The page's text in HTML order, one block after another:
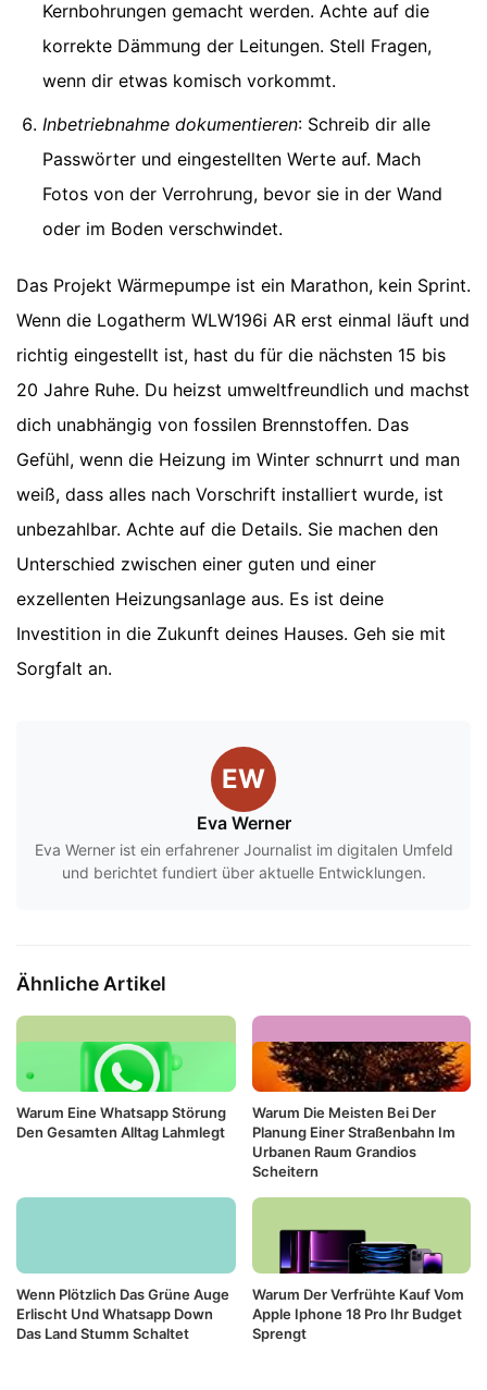
Kernbohrungen gemacht werden. Achte auf die
korrekte Dämmung der Leitungen. Stell Fragen,
wenn dir etwas komisch vorkommt.
Inbetriebnahme dokumentieren: Schreib dir alle
Passwörter und eingestellten Werte auf. Mach
Fotos von der Verrohrung, bevor sie in der Wand
oder im Boden verschwindet.
Das Projekt Wärmepumpe ist ein Marathon, kein Sprint.
Wenn die Logatherm WLW196i AR erst einmal läuft und
richtig eingestellt ist, hast du für die nächsten 15 bis
20 Jahre Ruhe. Du heizst umweltfreundlich und machst
dich unabhängig von fossilen Brennstoffen. Das
Gefühl, wenn die Heizung im Winter schnurrt und man
weiß, dass alles nach Vorschrift installiert wurde, ist
unbezahlbar. Achte auf die Details. Sie machen den
Unterschied zwischen einer guten und einer
exzellenten Heizungsanlage aus. Es ist deine
Investition in die Zukunft deines Hauses. Geh sie mit
Sorgfalt an.
EW
Eva Werner
Eva Werner ist ein erfahrener Journalist im digitalen Umfeld
und berichtet fundiert über aktuelle Entwicklungen.
Ähnliche Artikel
Warum Eine Whatsapp Störung
Den Gesamten Alltag Lahmlegt
Warum Die Meisten Bei Der
Planung Einer Straßenbahn Im
Urbanen Raum Grandios
Scheitern
Wenn Plötzlich Das Grüne Auge
Erlischt Und Whatsapp Down
Das Land Stumm Schaltet
Warum Der Verfrühte Kauf Vom
Apple Iphone 18 Pro Ihr Budget
Sprengt